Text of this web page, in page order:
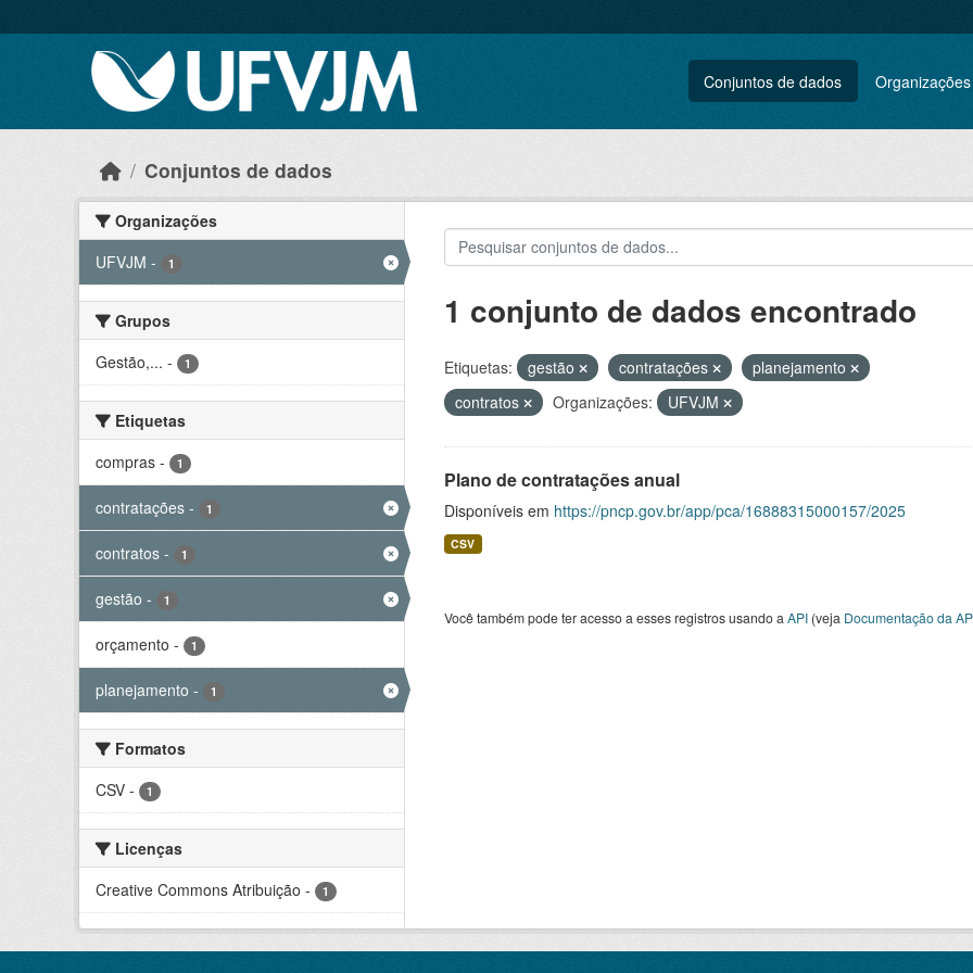
Conjuntos de dados Organizações
Conjuntos de dados
Organizações
UFVJM - 1
Grupos
Gestão,... - 1
Etiquetas
compras - 1
contratações - 1
contratos - 1
gestão - 1
orçamento - 1
planejamento - 1
Formatos
CSV - 1
Licenças
Creative Commons Atribuição - 1
1 conjunto de dados encontrado
Etiquetas: gestão contratações
planejamento
contratos
Organizações: UFVJM
Plano de contratações anual
Disponíveis em https://pncp.gov.br/app/pca/16888315000157/2025
CSV
Você também pode ter acesso a esses registros usando a API(veja Documentação da